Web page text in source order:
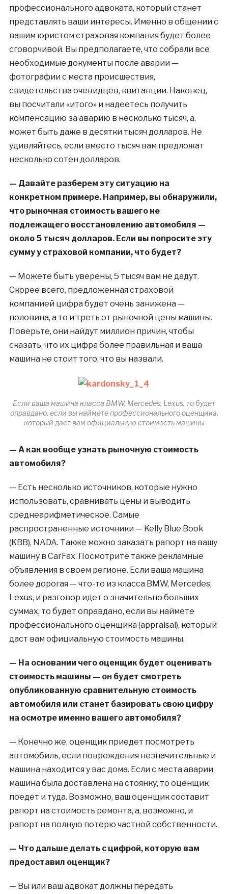
профессионального адвоката, который станет
представлять ваши интересы. Именно в общении с
вашим юристом страховая компания будет более
сговорчивой. Вы предполагаете, что собрали все
необходимые документы после аварии —
фотографии с места происшествия,
свидетельства очевидцев, квитанции. Наконец,
вы посчитали «итого» и надеетесь получить
компенсацию за аварию в несколько тысяч, а,
может быть даже в десятки тысяч долларов. Не
удивляйтесь, если вместо тысяч вам предложат
несколько сотен долларов.
— Давайте разберем эту ситуацию на
конкретном примере. Например, вы обнаружили,
что рыночная стоимость вашего не
подлежащего восстановлению автомобиля —
около 5 тысяч долларов. Если вы попросите эту
сумму у страховой компании, что будет?
— Можете быть уверены, 5 тысяч вам не дадут.
Скорее всего, предложенная страховой
компанией цифра будет очень занижена —
половина, а то и треть от рыночной цены машины.
Поверьте, они найдут миллион причин, чтобы
сказать, что их цифра более правильная и ваша
машина не стоит того, что вы назвали.
Если ваша машина класса BMW, Mercedes, Lexus, то будет
оправдано, если вы наймете профессионального оценщика,
который даст вам официальную стоимость машины
— А как вообще узнать рыночную стоимость
автомобиля?
— Есть несколько источников, которые нужно
использовать, сравнивать цены и выводить
среднеарифметическое. Самые
распространенные источники — Kelly Blue Book
(KBB), NADA. Также можно заказать рапорт на вашу
машину в CarFax. Посмотрите также рекламные
объявления в своем регионе. Если ваша машина
более дорогая — что-то из класса BMW, Mercedes,
Lexus, и разговор идет о значительно больших
суммах, то будет оправдано, если вы наймете
профессионального оценщика (appraisal), который
даст вам официальную стоимость машины.
— На основании чего оценщик будет оценивать
стоимость машины — он будет смотреть
опубликованную сравнительную стоимость
автомобиля или станет базировать свою цифру
на осмотре именно вашего автомобиля?
— Конечно же, оценщик приедет посмотреть
автомобиль, если повреждения незначительные и
машина находится у вас дома. Если с места аварии
машина была доставлена на стоянку, то оценщик
поедет и туда. Возможно, ваш оценщик составит
рапорт на стоимость ремонта, а, возможно, и
рапорт на полную потерю частной собственности.
— Что дальше делать с цифрой, которую вам
предоставил оценщик?
— Вы или ваш адвокат должны передать